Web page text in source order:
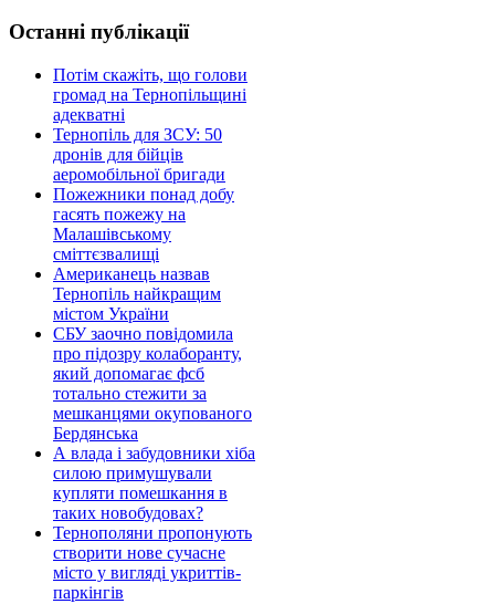
Останні публікації
Потім скажіть, що голови
громад на Тернопільщині
адекватні
Тернопіль для ЗСУ: 50
дронів для бійців
аеромобільної бригади
Пожежники понад добу
гасять пожежу на
Малашівському
сміттєзвалищі
Американець назвав
Тернопіль найкращим
містом України
СБУ заочно повідомила
про підозру колаборанту,
який допомагає фсб
тотально стежити за
мешканцями окупованого
Бердянська
А влада і забудовники хіба
силою примушували
купляти помешкання в
таких новобудовах?
Тернополяни пропонують
створити нове сучасне
місто у вигляді укриттів-
паркінгів